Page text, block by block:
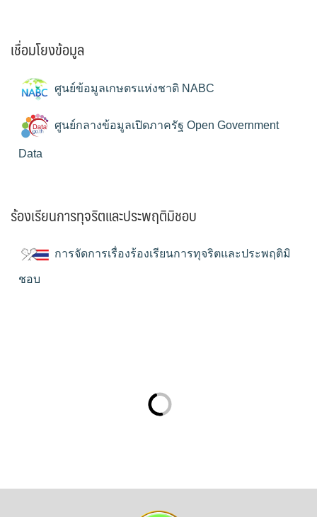
เชื่อมโยงข้อมูล
ศูนย์ข้อมูลเกษตรแห่งชาติ NABC
ศูนย์กลางข้อมูลเปิดภาครัฐ Open Government
Data
ร้องเรียนการทุจริตและประพฤติมิชอบ
การจัดการเรื่องร้องเรียนการทุจริตและประพฤติมิ
ชอบ